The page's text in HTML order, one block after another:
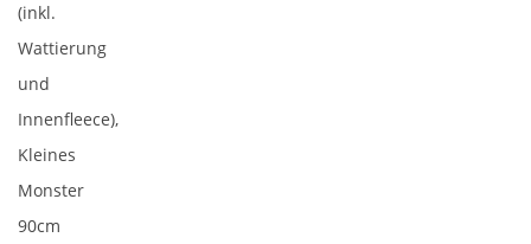
(inkl.
Wattierung
und
Innenfleece),
Kleines
Monster
90cm